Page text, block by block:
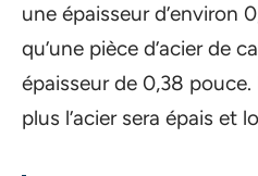
une épaisseur d’environ
qu’une pièce d’acier de
épaisseur de 0,38
plus l’acier sera épais et